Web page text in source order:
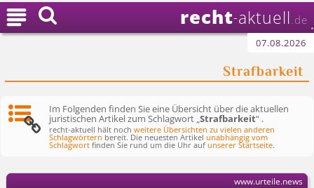
recht-aktuell .de
07.08.2026
Strafbarkeit

Im Folgenden finden Sie eine Übersicht über die aktuellen
juristischen Artikel zum Schlagwort „Strafbarkeit“ .
recht-aktuell hält nochweitere Übersichten zu vielen anderen
Schlagwörtern bereit. Die neuesten Artikelunabhängig vom
Schlagwort finden Sie rund um die Uhr aufunserer Startseite.
www.urteile.news